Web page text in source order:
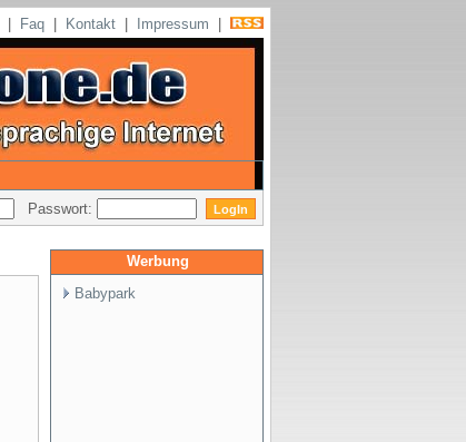
Faq Kontakt Impressum
Passwort:
Werbung
Babypark